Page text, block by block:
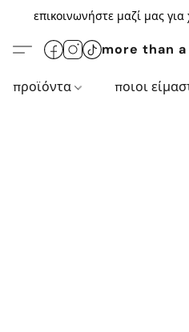
επικοινωνήστε μαζί μας
more than
προϊόντα ποιοι